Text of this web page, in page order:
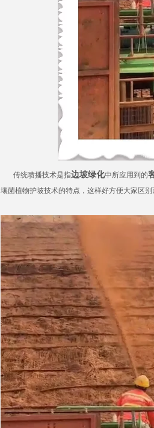
传统喷播技术是指边坡绿化中所应用到的
壤菌植物护坡技术的特点，这样好方便大家区别